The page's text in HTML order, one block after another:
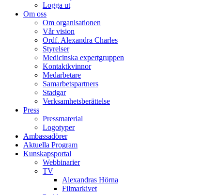
Logga ut
Om oss
Om organisationen
Vår vision
Ordf. Alexandra Charles
Styrelser
Medicinska expertgruppen
Kontaktkvinnor
Medarbetare
Samarbetspartners
Stadgar
Verksamhetsberättelse
Press
Pressmaterial
Logotyper
Ambassadörer
Aktuella Program
Kunskapsportal
Webbinarier
TV
Alexandras Hörna
Filmarkivet